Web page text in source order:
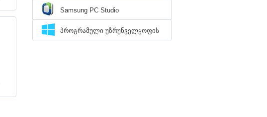
Samsung PC Studio
პროგრამული უზრუნველყოფის
დირექტორია Windows 10